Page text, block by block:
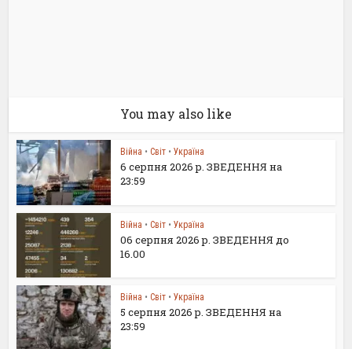
You may also like
Війна • Світ • Україна
6 серпня 2026 р. ЗВЕДЕННЯ на
23:59
Війна • Світ • Україна
06 серпня 2026 р. ЗВЕДЕННЯ до
16.00
Війна • Світ • Україна
5 серпня 2026 р. ЗВЕДЕННЯ на
23:59